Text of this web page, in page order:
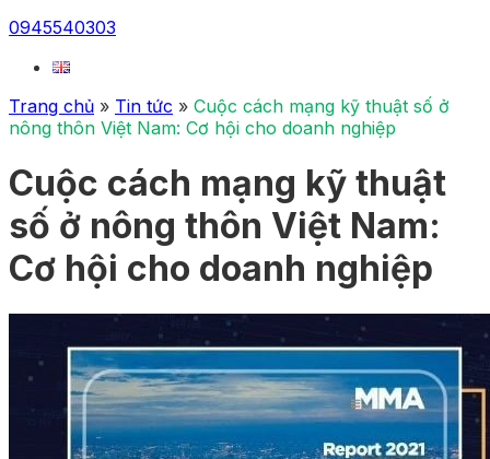
0945540303
Trang chủ » Tin tức » Cuộc cách mạng kỹ thuật số ở
nông thôn Việt Nam: Cơ hội cho doanh nghiệp
Cuộc cách mạng kỹ thuật
số ở nông thôn Việt Nam:
Cơ hội cho doanh nghiệp